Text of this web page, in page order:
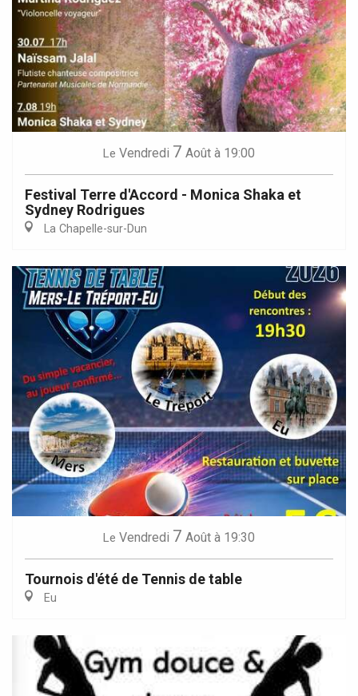
Le Vendredi 7 Août à 19:00
Festival Terre d'Accord - Monica Shaka et
Sydney Rodrigues
La Chapelle-sur-Dun
Le Vendredi 7 Août à 19:30
Tournois d'été de Tennis de table
Eu